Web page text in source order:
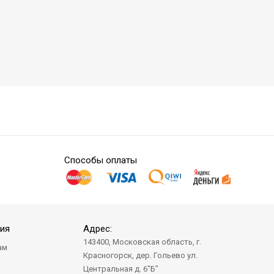
Способы оплаты
Адрес:
143400, Московская область, г.
Красногорск, дер. Гольево ул.
Центральная д. 6"Б"